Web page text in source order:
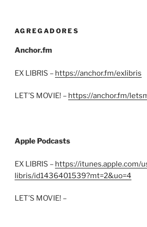
AGREGADORES
Anchor.fm
EX LIBRIS – https://anchor.fm/exlibris
LET’S MOVIE! – https://anchor.fm/
Apple Podcasts
EX LIBRIS – https://itunes.apple.com/
libris/id1436401539?mt=2&uo=4
LET’S MOVIE! –